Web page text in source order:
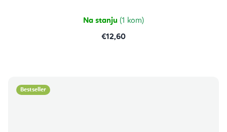
Na stanju (1 kom)
€12,60
Bestseller